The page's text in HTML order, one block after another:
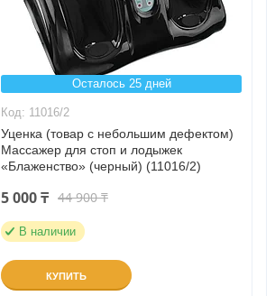
Осталось 25 дней
11016/2
Уценка (товар с небольшим дефектом)
Массажер для стоп и лодыжек
«Блаженство» (черный) (11016/2)
5 000 ₸ 44 900 ₸
В наличии
КУПИТЬ